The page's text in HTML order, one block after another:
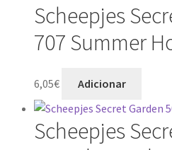
Scheepjes
707 Summer
6,05€ Adicionar
Scheepjes